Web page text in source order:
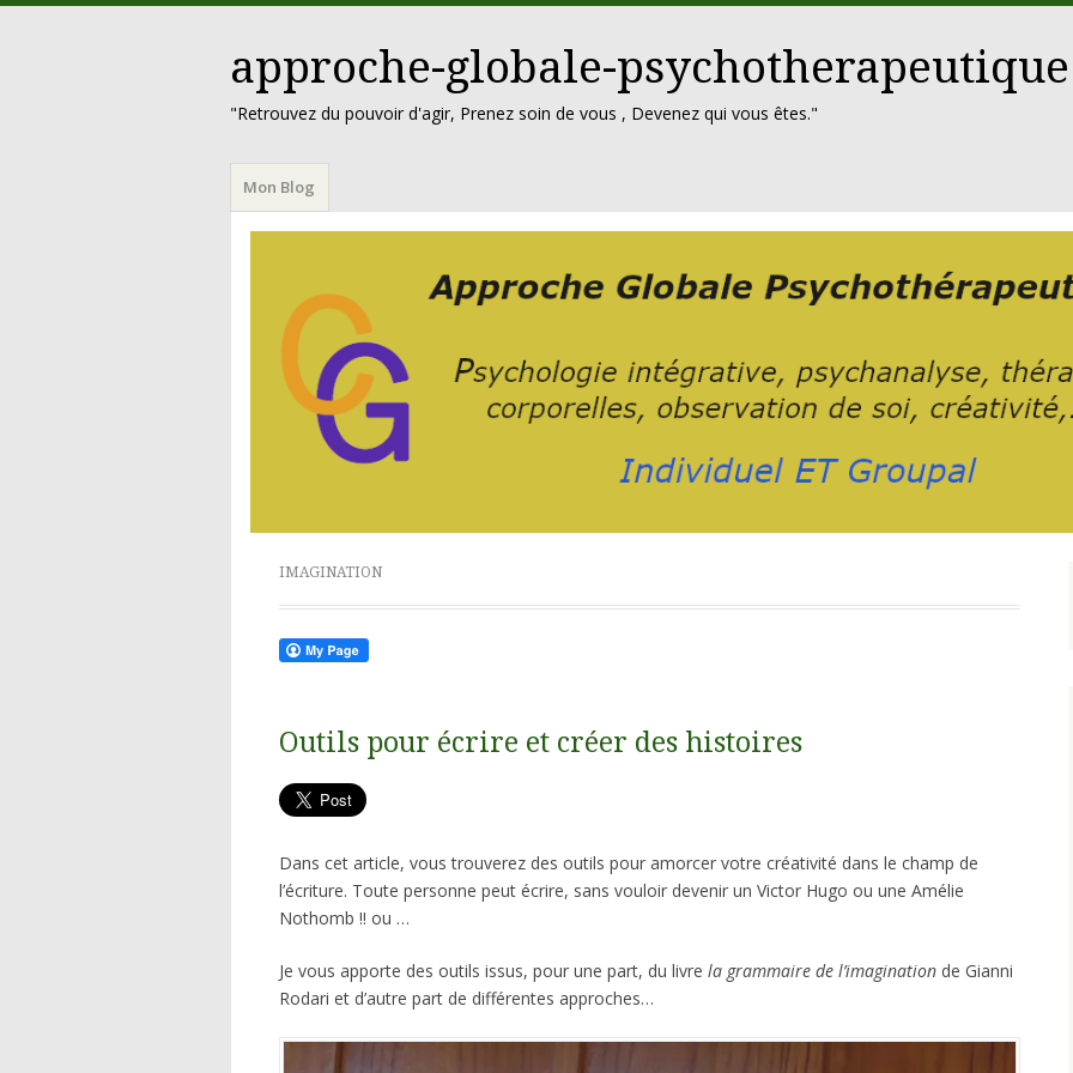
approche-globale-psychotherapeutique
"Retrouvez du pouvoir d'agir, Prenez soin de vous , Devenez qui vous êtes."
Menu
Aller
au
contenu
Mon Blog
IMAGINATION
Outils pour écrire et créer des histoires
Dans cet article, vous trouverez des outils pour amorcer votre créativité dans le champ de
l’écriture. Toute personne peut écrire, sans vouloir devenir un Victor Hugo ou une Amélie
Nothomb !! ou …
Je vous apporte des outils issus, pour une part, du livre la grammaire de l’imagination de Gianni
Rodari et d’autre part de différentes approches…